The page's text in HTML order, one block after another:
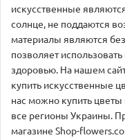
искусственные
солнце, не поддаются
материалы являются
позволяет
здоровью. На нашем
купить искусственные
нас можно купить цветы
все регионы Украины.
магазине Shop-